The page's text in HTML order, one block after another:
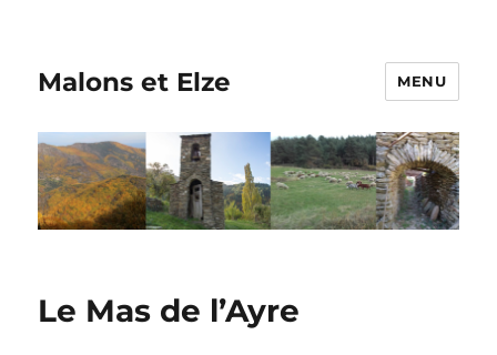
Malons et Elze MENU
Le Mas de l’Ayre